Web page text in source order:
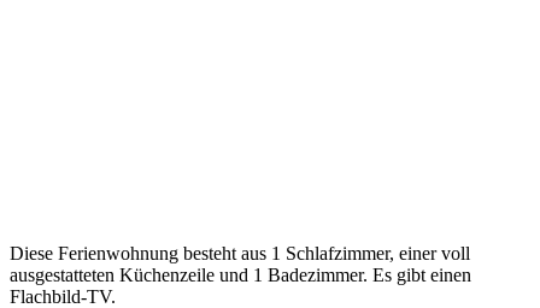
Diese Ferienwohnung besteht aus 1 Schlafzimmer, einer voll
ausgestatteten Küchenzeile und 1 Badezimmer. Es gibt einen
Flachbild-TV.